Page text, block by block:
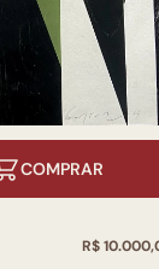
COMPRAR
R$